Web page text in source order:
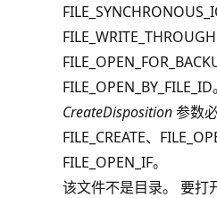
CreateDisposition参数
FILE_CREATE、
FILE_OPEN_IF。
该文件不是目录。 要打